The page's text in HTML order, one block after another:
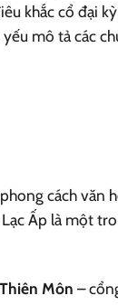
khắc cổ đại
mô tả các
cách văn
Ấp là một
Môn –